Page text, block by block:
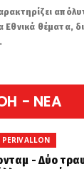
Εθνικά θέματα,
- NEA
PERIVALLON
- Δύο